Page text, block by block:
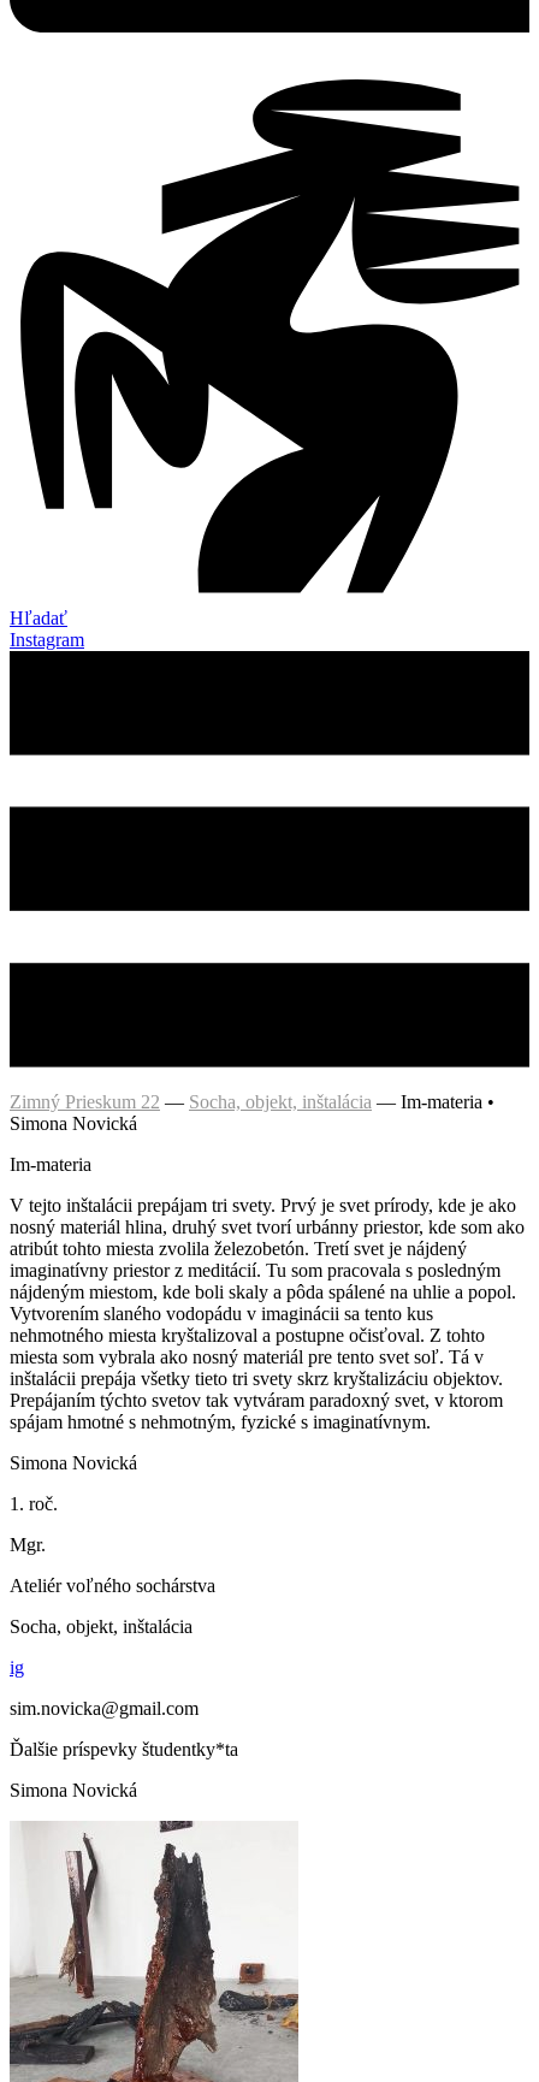
Hľadať
Instagram
Zimný Prieskum 22 — Socha, objekt, inštalácia — Im-materia •
Simona Novická
Im-materia
V tejto inštalácii prepájam tri svety. Prvý je svet prírody, kde je ako
nosný materiál hlina, druhý svet tvorí urbánny priestor, kde som ako
atribút tohto miesta zvolila železobetón. Tretí svet je nájdený
imaginatívny priestor z meditácií. Tu som pracovala s posledným
nájdeným miestom, kde boli skaly a pôda spálené na uhlie a popol.
Vytvorením slaného vodopádu v imaginácii sa tento kus
nehmotného miesta kryštalizoval a postupne očisťoval. Z tohto
miesta som vybrala ako nosný materiál pre tento svet soľ. Tá v
inštalácii prepája všetky tieto tri svety skrz kryštalizáciu objektov.
Prepájaním týchto svetov tak vytváram paradoxný svet, v ktorom
spájam hmotné s nehmotným, fyzické s imaginatívnym.
Simona Novická
1. roč.
Mgr.
Ateliér voľného sochárstva
Socha, objekt, inštalácia
ig
sim.novicka@gmail.com
Ďalšie príspevky študentky*ta
Simona Novická